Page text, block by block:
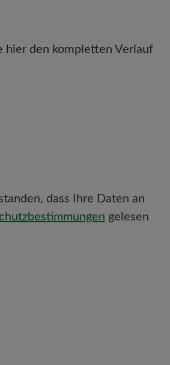
hier den kompletten Verlauf
dass Ihre Daten an
gelesen